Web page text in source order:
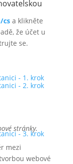
csa klikněte
že účet u
se.
stránky.
mezi
webové